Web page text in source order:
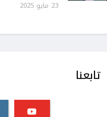
23 مايو 2025
تابعنا